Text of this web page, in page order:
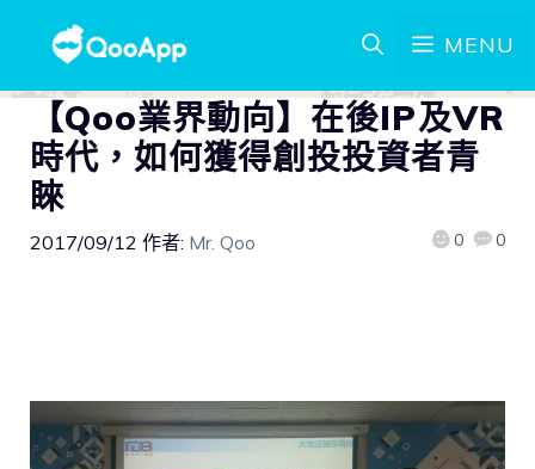
MENU
【Qoo業界動向】在後IP及VR
時代，如何獲得創投投資者青
睞
2017/09/12 作者: Mr. Qoo 0 0